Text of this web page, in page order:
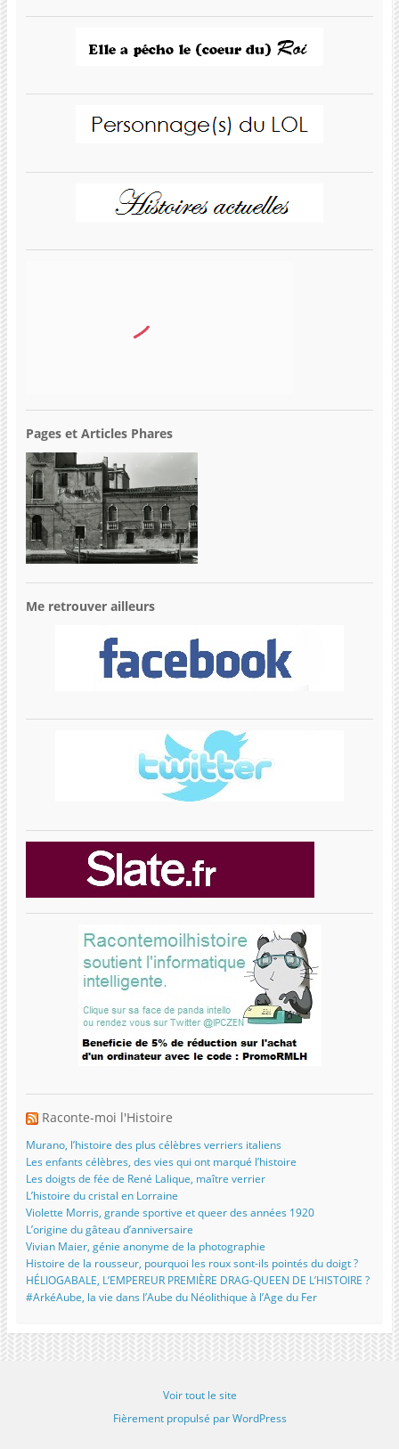
Pages et Articles Phares
Me retrouver ailleurs
Raconte-moi l'Histoire
Murano, l’histoire des plus célèbres verriers italiens
Les enfants célèbres, des vies qui ont marqué l’histoire
Les doigts de fée de René Lalique, maître verrier
L’histoire du cristal en Lorraine
Violette Morris, grande sportive et queer des années 1920
L’origine du gâteau d’anniversaire
Vivian Maier, génie anonyme de la photographie
Histoire de la rousseur, pourquoi les roux sont-ils pointés du doigt ?
HÉLIOGABALE, L’EMPEREUR PREMIÈRE DRAG-QUEEN DE L’HISTOIRE ?
#ArkéAube, la vie dans l’Aube du Néolithique à l’Age du Fer
Voir tout le site
Fièrement propulsé par WordPress